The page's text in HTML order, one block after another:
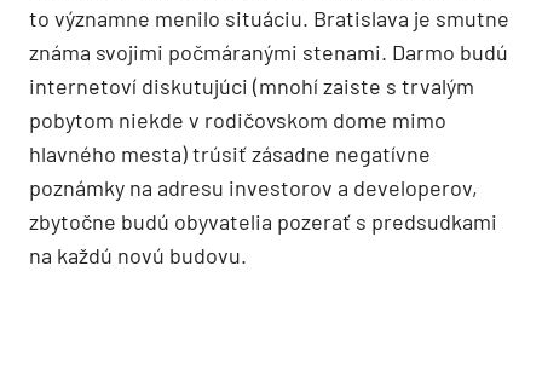
to významne menilo situáciu. Bratislava je smutne
známa svojimi počmáranými stenami. Darmo budú
internetoví diskutujúci (mnohí zaiste s trvalým
pobytom niekde v rodičovskom dome mimo
hlavného mesta) trúsiť zásadne negatívne
poznámky na adresu investorov a developerov,
zbytočne budú obyvatelia pozerať s predsudkami
na každú novú budovu.